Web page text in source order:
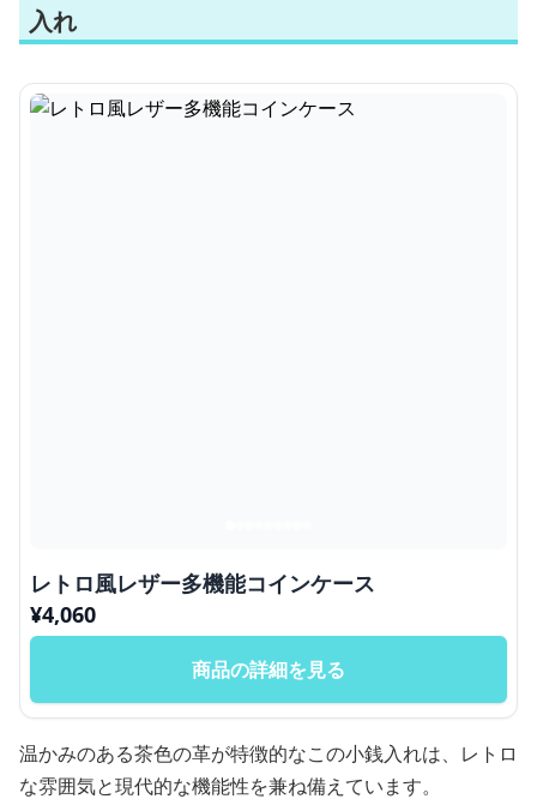
入れ
レトロ風レザー多機能コインケース
¥4,060
商品の詳細を見る
温かみのある茶色の革が特徴的なこの小銭入れは、レトロ
な雰囲気と現代的な機能性を兼ね備えています。